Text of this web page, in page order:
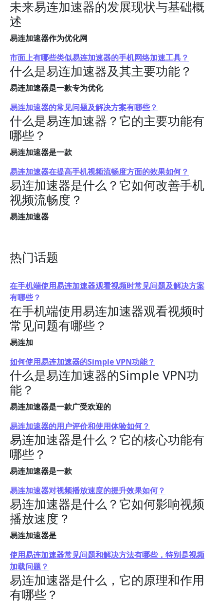
未来易连加速器的发展现状与基础概
述
易连加速器作为优化网
市面上有哪些类似易连加速器的手机网络加速工具？
什么是易连加速器及其主要功能？
易连加速器是一款专为优化
易连加速器的常见问题及解决方案有哪些？
什么是易连加速器？它的主要功能有
哪些？
易连加速器是一款
易连加速器在提高手机视频流畅度方面的效果如何？
易连加速器是什么？它如何改善手机
视频流畅度？
易连加速器
热门话题
在手机端使用易连加速器观看视频时常见问题及解决方案
有哪些？
在手机端使用易连加速器观看视频时
常见问题有哪些？
易连加
如何使用易连加速器的Simple VPN功能？
什么是易连加速器的Simple VPN功
能？
易连加速器是一款广受欢迎的
易连加速器的用户评价和使用体验如何？
易连加速器是什么？它的核心功能有
哪些？
易连加速器是一款
易连加速器对视频播放速度的提升效果如何？
易连加速器是什么？它如何影响视频
播放速度？
易连加速器是
使用易连加速器常见问题和解决方法有哪些，特别是视频
加载问题？
易连加速器是什么，它的原理和作用
有哪些？